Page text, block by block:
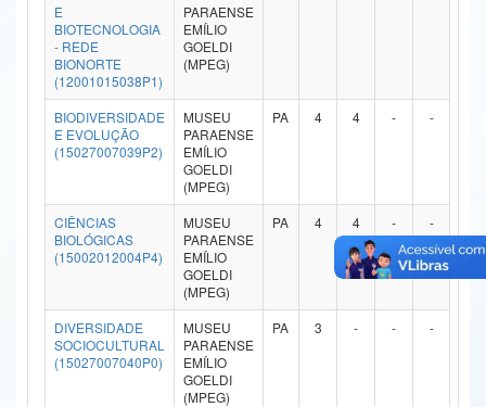
Ministério da Ciência, Tecnologia, Inovações e Comunicações
Ministério do Meio Ambiente
Ministério do Turismo
Ministério do Desenvolvimento Regional
Ministério da Mulher, da Família e dos Direitos Humanos
Secretaria de Governo
Gabinete de Segurança Institucional
E
BIOTECNOLOGIA
- REDE
BIONORTE
(12001015038P1)
PARAENSE
EMÍLIO
GOELDI
(MPEG)
BIODIVERSIDADE
E EVOLUÇÃO
(15027007039P2)
MUSEU
PARAENSE
EMÍLIO
GOELDI
(MPEG)
PA 4 4 - -
CIÊNCIAS
BIOLÓGICAS
(15002012004P4)
MUSEU
PARAENSE
EMÍLIO
GOELDI
(MPEG)
PA 4 4 - -
DIVERSIDADE
SOCIOCULTURAL
(15027007040P0)
MUSEU
PARAENSE
EMÍLIO
GOELDI
(MPEG)
PA 3 - - -